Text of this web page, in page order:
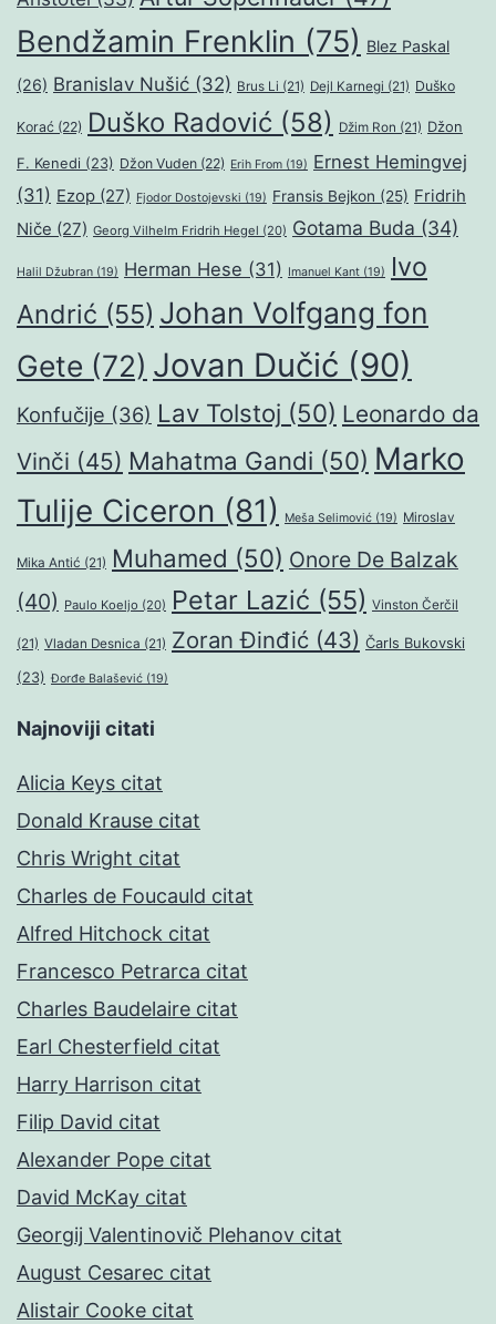
Bendžamin Frenklin (75) Blez Paskal
(26) Branislav Nušić (32) Brus Li (21) Dejl Karnegi (21) Duško
Korać (22) Duško Radović (58) Džim Ron (21) Džon
F. Kenedi (23) Džon Vuden (22) Erih From (19) Ernest Hemingvej
(31) Ezop (27) Fjodor Dostojevski (19) Fransis Bejkon (25) Fridrih
Niče (27) Georg Vilhelm Fridrih Hegel (20) Gotama Buda (34)
Halil Džubran (19) Herman Hese (31) Imanuel Kant (19)
Ivo
Andrić (55) Johan Volfgang fon
Gete (72) Jovan Dučić (90)
Konfučije (36) Lav Tolstoj (50) Leonardo da
Vinči (45) Mahatma Gandi (50) Marko
Tulije Ciceron (81) Meša Selimović (19) Miroslav
Mika Antić (21) Muhamed (50) Onore De Balzak
(40) Paulo Koeljo (20) Petar Lazić (55) Vinston Čerčil
(21) Vladan Desnica (21) Zoran Đinđić (43) Čarls Bukovski
(23) Đorđe Balašević (19)
Najnoviji citati
Alicia Keys citat
Donald Krause citat
Chris Wright citat
Charles de Foucauld citat
Alfred Hitchock citat
Francesco Petrarca citat
Charles Baudelaire citat
Earl Chesterfield citat
Harry Harrison citat
Filip David citat
Alexander Pope citat
David McKay citat
Georgij Valentinovič Plehanov citat
August Cesarec citat
Alistair Cooke citat